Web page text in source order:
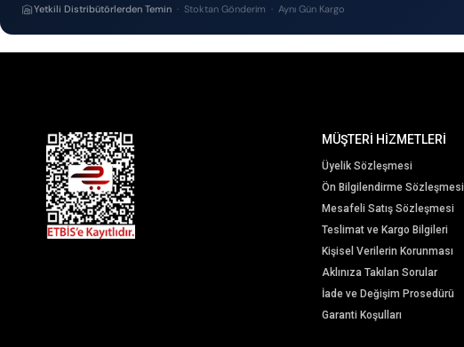
Yetkili Distribütörlerden Temin · Stoktan Gönderim · Aynı Gün Kargo
MÜŞTERİ HİZMETLERİ
Üyelik Sözleşmesi
Ön Bilgilendirme Sözleşmesi
Mesafeli Satış Sözleşmesi
Teslimat ve Kargo Bilgileri
Kişisel Verilerin Korunması
Aklınıza Takılan Sorular
İade ve Değişim Prosedürü
Garanti Koşulları